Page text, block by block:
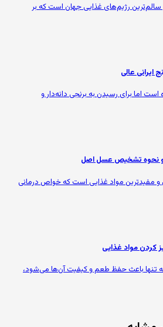
سالم‌ترین رژیم‌های غذایی جهان است که بر
اما برای رسیدن به برنجی دانه‌دار و
نحوه تشخیص عسل اصل
مفیدترین مواد غذایی است که خواص درمانی
کردن مواد غذایی
تنها باعث حفظ طعم و کیفیت آن‌ها می‌شود،